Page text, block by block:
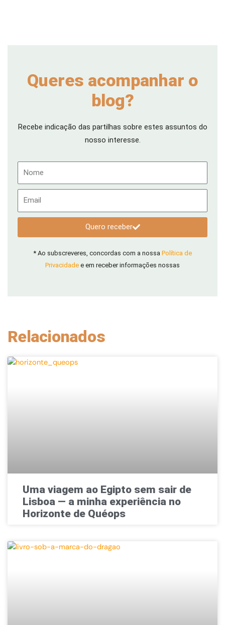
Queres acompanhar o
blog?
Recebe indicação das partilhas sobre estes assuntos do
nosso interesse.
Quero receber
* Ao subscreveres, concordas com a nossa Política de
Privacidade e em receber informações nossas
Relacionados
Uma viagem ao Egipto sem sair de
Lisboa — a minha experiência no
Horizonte de Quéops